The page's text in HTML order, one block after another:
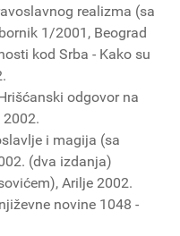
realizma (sa
1/2001, Beograd
kod Srba - Kako su
odgovor na
2002.
i magija (sa
(dva izdanja)
Arilje 2002.
novine 1048 -